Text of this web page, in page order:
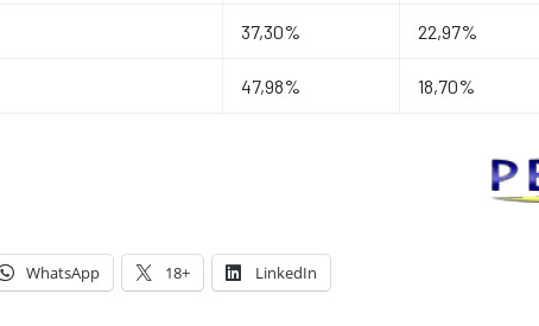
37,30% 22,97%
47,98% 18,70%
WhatsApp 18+ LinkedIn